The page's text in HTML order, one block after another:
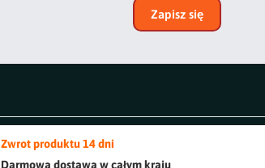
Zapisz się
Zwrot produktu 14 dni
Darmowa dostawa w całym kraju